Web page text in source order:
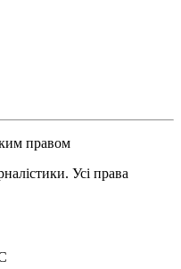
правом
Усі права